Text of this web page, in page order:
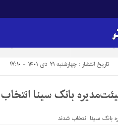
تاریخ انتشار : چهارشنبه ۲۱ دی ۱۴۰۱ - ۱۷:۱۰
بانک سینا